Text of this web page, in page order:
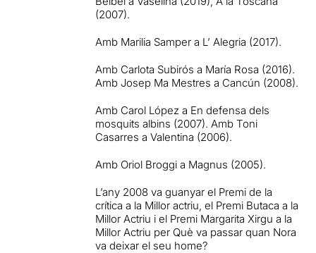
(2007).
Amb Marilia Samper a L’ Alegria (2017).
Amb Carlota Subirós a María Rosa (2016).
Amb Josep Ma Mestres a Cancún (2008).
Amb Carol López a En defensa dels
mosquits albins (2007). Amb Toni
Casarres a Valentina (2006).
Amb Oriol Broggi a Magnus (2005).
L’any 2008 va guanyar el Premi de la
crítica a la Millor actriu, el Premi Butaca a la
Millor Actriu i el Premi Margarita Xirgu a la
Millor Actriu per Què va passar quan Nora
va deixar el seu home?